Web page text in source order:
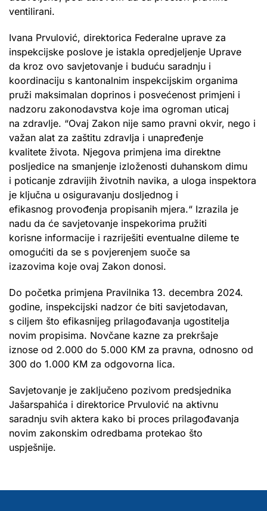
ventilirani.
Ivana Prvulović, direktorica Federalne uprave za
inspekcijske poslove je istakla opredjeljenje Uprave
da kroz ovo savjetovanje i buduću saradnju i
koordinaciju s kantonalnim inspekcijskim organima
pruži maksimalan doprinos i posvećenost primjeni i
nadzoru zakonodavstva koje ima ogroman uticaj
na zdravlje. “Ovaj Zakon nije samo pravni okvir, nego i
važan alat za zaštitu zdravlja i unapređenje
kvalitete života. Njegova primjena ima direktne
posljedice na smanjenje izloženosti duhanskom dimu
i poticanje zdravijih životnih navika, a uloga inspektora
je ključna u osiguravanju dosljednog i
efikasnog provođenja propisanih mjera.“ Izrazila je
nadu da će savjetovanje inspekorima pružiti
korisne informacije i razriješiti eventualne dileme te
omogućiti da se s povjerenjem suoče sa
izazovima koje ovaj Zakon donosi.
Do početka primjena Pravilnika 13. decembra 2024.
godine, inspekcijski nadzor će biti savjetodavan,
s ciljem što efikasnijeg prilagođavanja ugostitelja
novim propisima. Novčane kazne za prekršaje
iznose od 2.000 do 5.000 KM za pravna, odnosno od
300 do 1.000 KM za odgovorna lica.
Savjetovanje je zaključeno pozivom predsjednika
Jašarspahića i direktorice Prvulović na aktivnu
saradnju svih aktera kako bi proces prilagođavanja
novim zakonskim odredbama protekao što
uspješnije.